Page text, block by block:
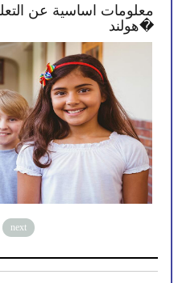
تصبح أكثر انخراطًا في
next